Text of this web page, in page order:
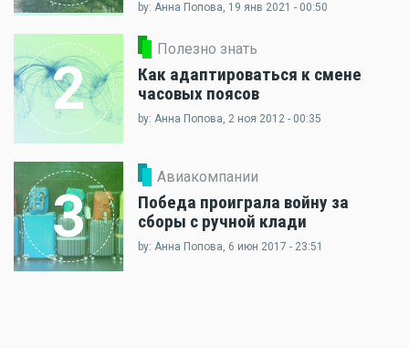
by: Анна Попова, 19 янв 2021 - 00:50
2
Полезно знать
Как адаптироваться к смене
часовых поясов
by: Анна Попова, 2 ноя 2012 - 00:35
3
Авиакомпании
Победа проиграла войну за
сборы с ручной клади
by: Анна Попова, 6 июн 2017 - 23:51